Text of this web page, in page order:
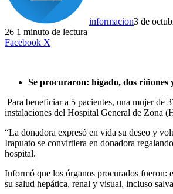
informacion3 de
26 1 minuto de lectura
Facebook X
Se procuraron: hígado, dos riñones
Para beneficiar a 5 pacientes, una mujer de
instalaciones del Hospital General de Zona
“La donadora expresó en vida su deseo y
Irapuato se convirtiera en donadora
hospital.
Informó que los órganos procurados fueron:
su salud hepática, renal y visual, incluso